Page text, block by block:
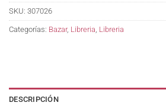
SKU: 307026
Categorías: Bazar, Libreria Libreria
DESCRIPCIÓN